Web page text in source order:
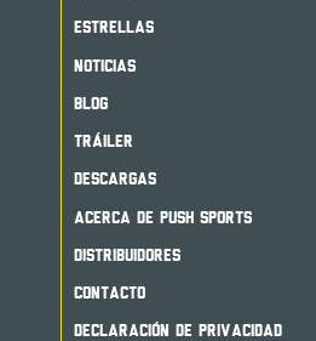
ESTRELLAS
NOTICIAS
BLOG
TRÁILER
DESCARGAS
ACERCA DE PUSH SPORTS
DISTRIBUIDORES
CONTACTO
DECLARACIÓN DE PRIVACIDAD